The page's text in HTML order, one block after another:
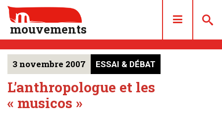
mouvements
DOSSIERS
ARTICLES
LES NUMÉROS
3 novembre 2007 ESSAI & DÉBAT
L’anthropologue et les
« musicos »